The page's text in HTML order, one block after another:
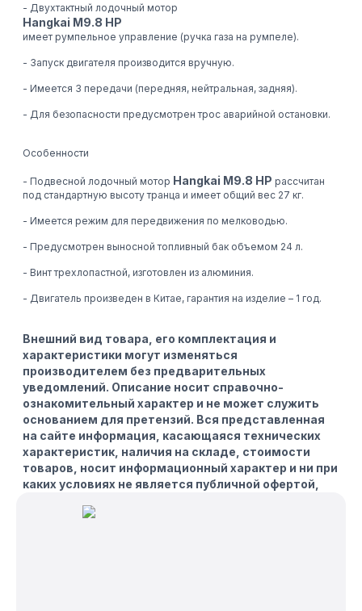
- Двухтактный лодочный мотор
Hangkai M9.8 HP
имеет румпельное управление (ручка газа на румпеле).
- Запуск двигателя производится вручную.
- Имеется 3 передачи (передняя, нейтральная, задняя).
- Для безопасности предусмотрен трос аварийной остановки.
Особенности
- Подвесной лодочный мотор Hangkai M9.8 HP рассчитан
под стандартную высоту транца и имеет общий вес 27 кг.
- Имеется режим для передвижения по мелководью.
- Предусмотрен выносной топливный бак объемом 24 л.
- Винт трехлопастной, изготовлен из алюминия.
- Двигатель произведен в Китае, гарантия на изделие – 1 год.
Внешний вид товара, его комплектация и
характеристики могут изменяться
производителем без предварительных
уведомлений. Описание носит справочно-
ознакомительный характер и не может служить
основанием для претензий. Вся представленная
на сайте информация, касающаяся технических
характеристик, наличия на складе, стоимости
товаров, носит информационный характер и ни при
каких условиях не является публичной офертой,
Гражданского кодекса РФ.